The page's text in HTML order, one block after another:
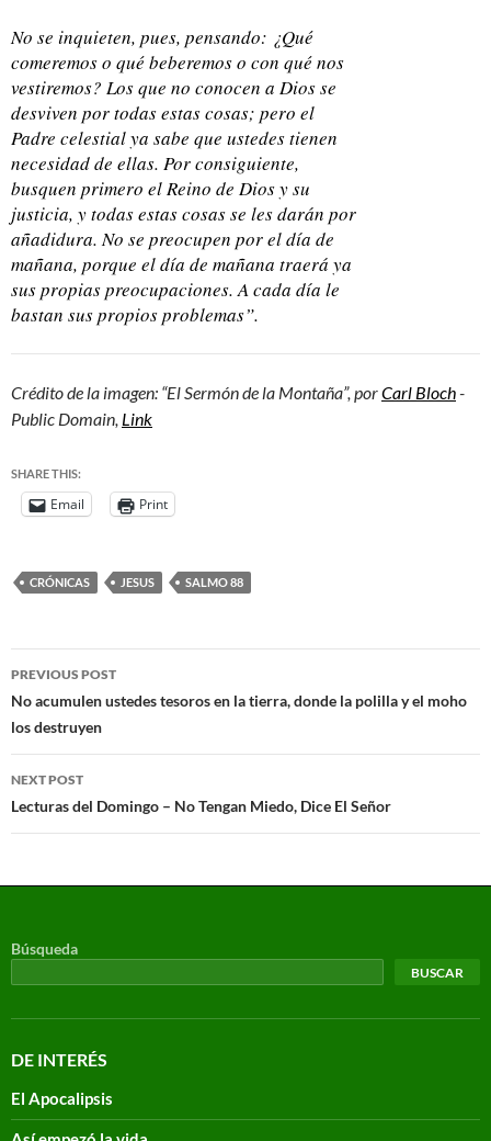
No se inquieten, pues, pensando: ¿Qué
comeremos o qué beberemos o con qué nos
vestiremos? Los que no conocen a Dios se
desviven por todas estas cosas; pero el
Padre celestial ya sabe que ustedes tienen
necesidad de ellas. Por consiguiente,
busquen primero el Reino de Dios y su
justicia, y todas estas cosas se les darán por
añadidura. No se preocupen por el día de
mañana, porque el día de mañana traerá ya
sus propias preocupaciones. A cada día le
bastan sus propios problemas”.
Crédito de la imagen: “El Sermón de la Montaña”, porCarl Bloch-
Public Domain, Link
SHARE THIS:
Email Print
CRÓNICAS JESUS SALMO 88
PREVIOUS POST
No acumulen ustedes tesoros en la tierra, donde la polilla y el moho
los destruyen
NEXT POST
Lecturas del Domingo – No Tengan Miedo, Dice El Señor
Búsqueda
BUSCAR
DE INTERÉS
El Apocalipsis